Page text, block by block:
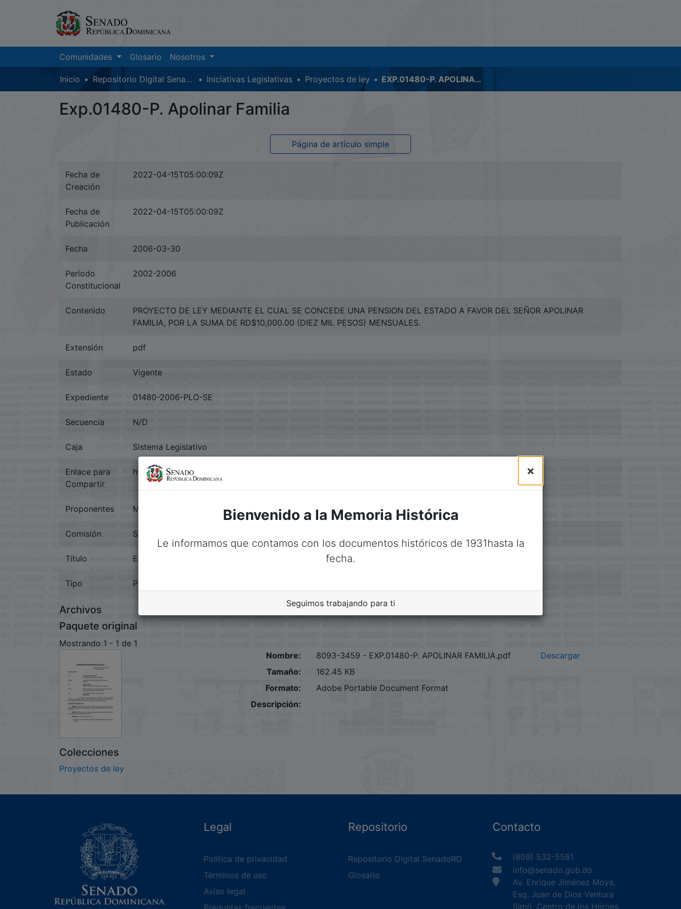
Comunidades Glosario Nosotros
Inicio Repositorio Digital SenadoRD Iniciativas Legislativas Proyectos de ley EXP.01480-P. APOLINAR FAMILIA
Exp.01480-P. Apolinar Familia
Página de artículo simple
Fecha de
Creación
2022-04-15T05:00:09Z
Fecha de
Publicación
2022-04-15T05:00:09Z
Fecha 2006-03-30
Período
Constitucional
2002-2006
Contenido
PROYECTO DE LEY MEDIANTE EL CUAL SE CONCEDE UNA PENSION DEL ESTADO A FAVOR DEL SEÑOR APOLINAR
FAMILIA, POR LA SUMA DE RD$10,000.00 (DIEZ MIL PESOS) MENSUALES.
Extensión pdf
Estado Vigente
Expediente 01480-2006-PLO-SE
Secuencia N/D
Caja Sistema Legislativo
Enlace para
Compartir
https://memoriahistorica.senadord.gob.do/handle/123456789/17111
Proponentes Manuel Emilio Ramirez Perez
Comisión Seguridad Social, Trabajo Y Pensiones;
Título Exp.01480-P. Apolinar Familia
Tipo Proyectos De Ley
Archivos
Paquete original
Mostrando 1 - 1 de 1
Nombre:
8093-3459 - EXP.01480-P. APOLINAR FAMILIA.pdf
Tamaño:
162.45 KB
Formato:
Adobe Portable Document Format
Descripción:
Descargar
Colecciones
Proyectos de ley
Legal
Política de privacidad
Términos de uso
Aviso legal
Repositorio
Repositorio Digital SenadoRD
Glosario
Contacto
(809) 532-5561
info@senado.gob.do
Av. Enrique Jiménez Moya,
Esq. Juan de Dios Ventura
Simó, Centro de los Héroes
×
Bienvenido a la Memoria Histórica
Le informamos que contamos con los documentos históricos de 1931hasta la
fecha.
Seguimos trabajando para ti